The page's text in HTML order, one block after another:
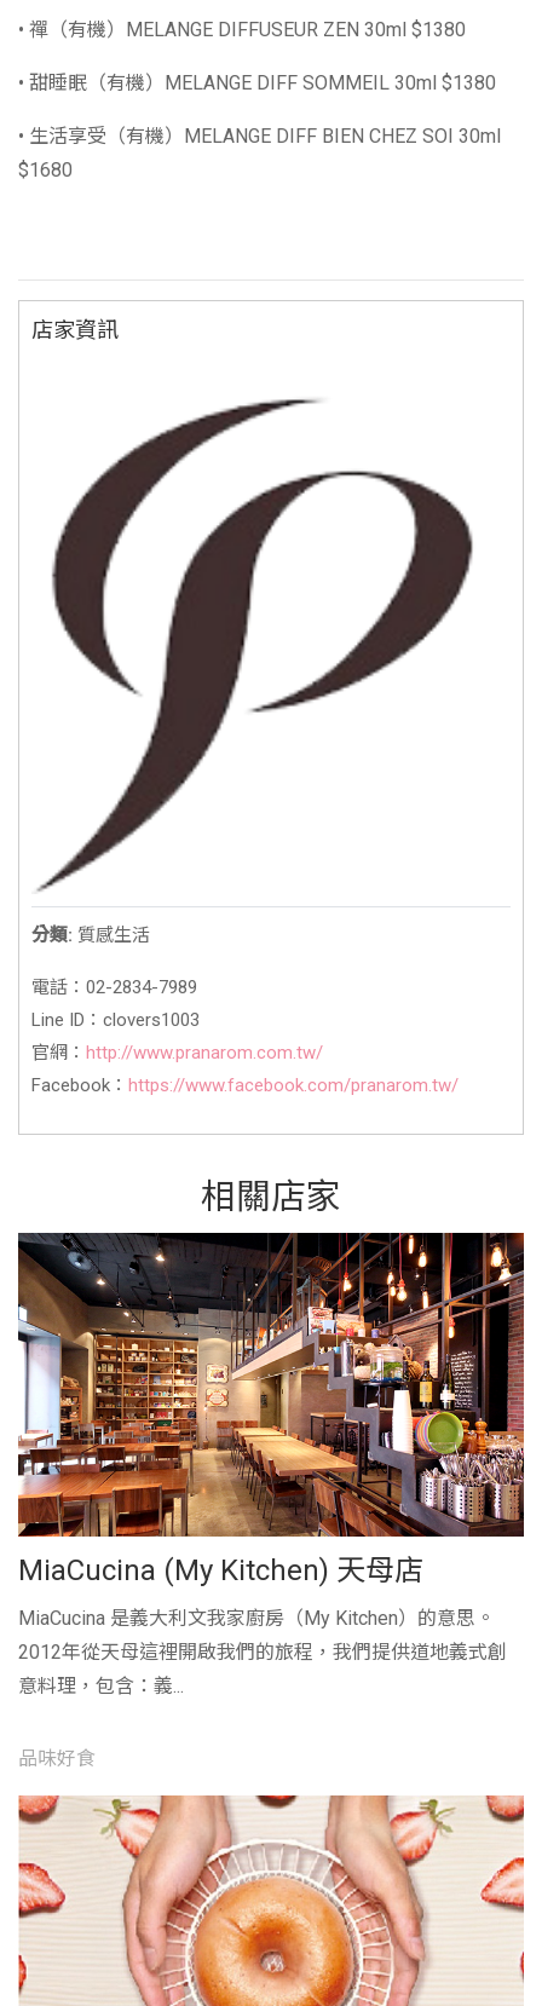
• 禪（有機）MELANGE DIFFUSEUR ZEN 30ml $1380
• 甜睡眠（有機）MELANGE DIFF SOMMEIL 30ml $1380
• 生活享受（有機）MELANGE DIFF BIEN CHEZ SOI 30ml
$1680
店家資訊
分類: 質感生活
電話：02-2834-7989
Line ID：clovers1003
官網： http://www.pranarom.com.tw/
Facebook： https://www.facebook.com/pranarom.tw/
相關店家
MiaCucina (My Kitchen) 天母店
MiaCucina 是義大利文我家廚房（My Kitchen）的意思。
2012年從天母這裡開啟我們的旅程，我們提供道地義式創
意料理，包含：義...
品味好食